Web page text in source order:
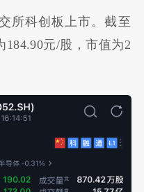
所科创板上市。截至
184.90元/股，市值为2